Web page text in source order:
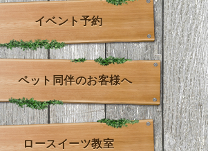
イベント予約
ペット同伴のお客様へ
ロースイーツ教室